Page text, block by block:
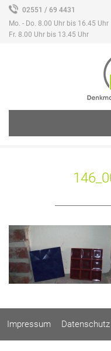
02551 / 69 4431
Mo. - Do. 8.00 Uhr bis 16.45 Uhr
Fr. 8.00 Uhr bis 13.45 Uhr
Impressum Datenschutz